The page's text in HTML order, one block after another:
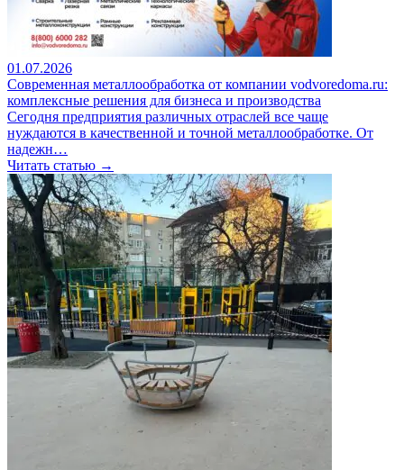
01.07.2026
Современная металлообработка от компании vodvoredoma.ru:
комплексные решения для бизнеса и производства
Сегодня предприятия различных отраслей все чаще
нуждаются в качественной и точной металлообработке. От
надежн…
Читать статью →